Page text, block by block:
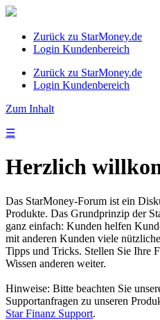
Zurück zu StarMoney.de
Login Kundenbereich
Zurück zu StarMoney.de
Login Kundenbereich
Zum Inhalt
☰
Herzlich
Das StarMoney-Forum ist ein
Produkte. Das Grundprinzip der
ganz einfach: Kunden helfen
mit anderen Kunden viele
Tipps und Tricks. Stellen Sie Ihre
Wissen anderen weiter.
Hinweise: Bitte beachten Sie
Supportanfragen zu unseren
Star Finanz Support.